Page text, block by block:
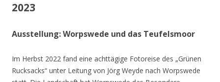
2023
Ausstellung: Worpswede und das Teufelsmoor
Im Herbst 2022 fand eine achttägige Fotoreise des „Grünen
Rucksacks“ unter Leitung von Jörg Weyde nach Worpswede